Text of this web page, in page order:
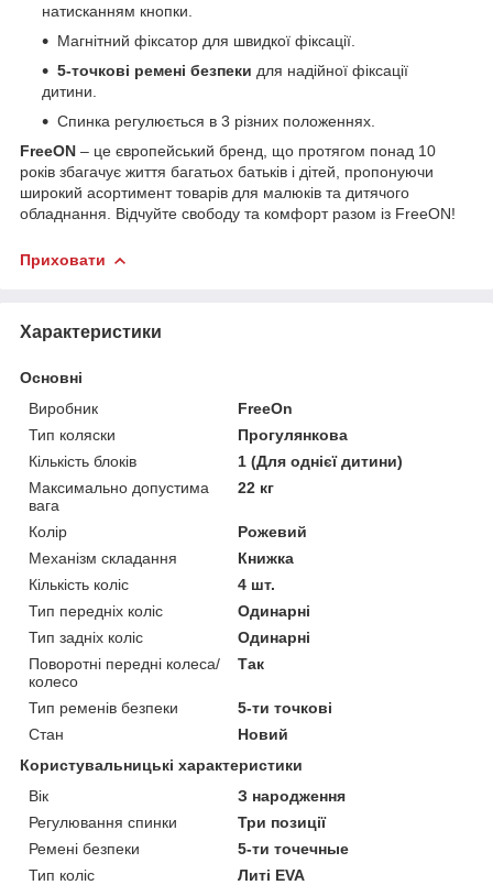
натисканням кнопки.
Магнітний фіксатор для швидкої фіксації.
5-точкові ремені безпеки для надійної фіксації
дитини.
Спинка регулюється в 3 різних положеннях.
FreeON – це європейський бренд, що протягом понад 10
років збагачує життя багатьох батьків і дітей, пропонуючи
широкий асортимент товарів для малюків та дитячого
обладнання. Відчуйте свободу та комфорт разом із FreeON!
Приховати
Характеристики
Основні
Виробник
FreeOn
Тип коляски
Прогулянкова
Кількість блоків
1 (Для однієї дитини)
Максимально допустима
вага
22 кг
Колір
Рожевий
Механізм складання
Книжка
Кількість коліс
4 шт.
Тип передніх коліс
Одинарні
Тип задніх коліс
Одинарні
Поворотні передні колеса/
колесо
Так
Тип ременів безпеки
5-ти точкові
Стан
Новий
Користувальницькі характеристики
Вік
З народження
Регулювання спинки
Три позиції
Ремені безпеки
5-ти точечные
Тип коліс
Литі EVA